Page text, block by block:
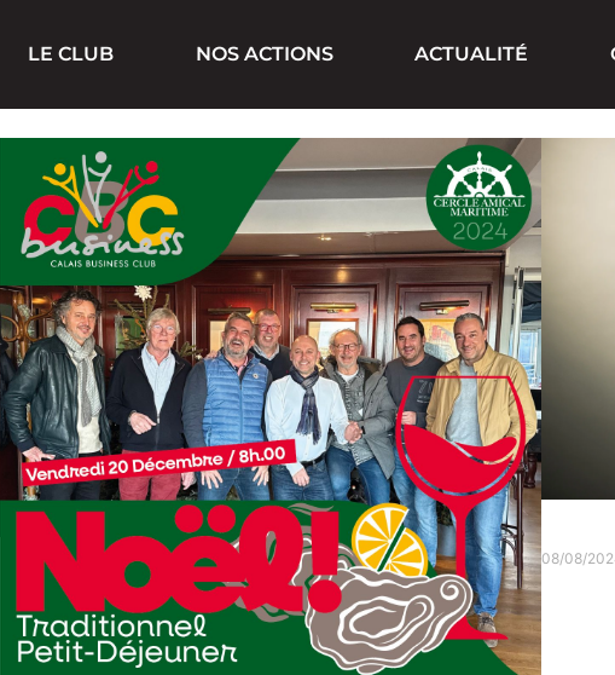
LE CLUB NOS ACTIONS ACTUALITÉ
08/08/